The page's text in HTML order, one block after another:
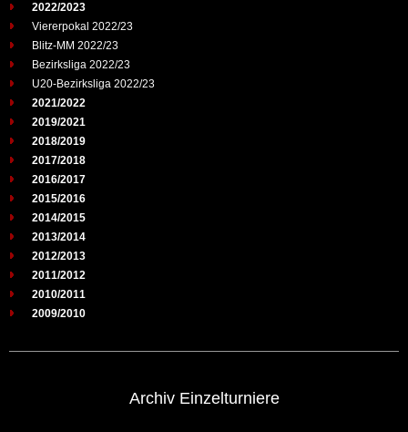
2022/2023
Viererpokal 2022/23
Blitz-MM 2022/23
Bezirksliga 2022/23
U20-Bezirksliga 2022/23
2021/2022
2019/2021
2018/2019
2017/2018
2016/2017
2015/2016
2014/2015
2013/2014
2012/2013
2011/2012
2010/2011
2009/2010
Archiv Einzelturniere